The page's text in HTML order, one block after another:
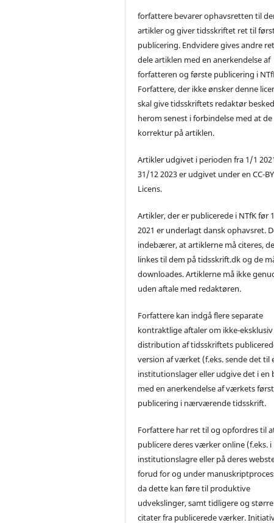
forfattere bevarer ophavsretten til
artikler og giver tidsskriftet ret til
publicering. Endvidere gives andre
dele artiklen med en anerkendelse af
forfatteren og første publicering i
Forfattere, der ikke ønsker denne
skal give tidsskriftets redaktør besked
herom senest i forbindelse med at
korrektur på artiklen.
Artikler udgivet i perioden fra 1/1
31/12 2023 er udgivet under en CC-
Licens.
Artikler, der er publicerede i NTfK før
2021 er underlagt dansk ophavsret.
indebærer, at artiklerne må citeres,
linkes til dem på tidsskrift.dk og de
downloades. Artiklerne må ikke
uden aftale med redaktøren.
Forfattere kan indgå flere separate
kontraktlige aftaler om ikke-eksklusiv
distribution af tidsskriftets
version af værket (f.eks. sende det til
institutionslager eller udgive det i en
med en anerkendelse af værkets
publicering i nærværende tidsskrift.
Forfattere har ret til og opfordres til
publicere deres værker online (f.eks. i
institutionslagre eller på deres
forud for og under
da dette kan føre til produktive
udvekslinger, samt tidligere og større
citater fra publicerede værker.